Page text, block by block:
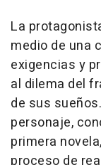
La
medio de una
exigencias y
al dilema del
de sus
personaje,
primera
proceso de